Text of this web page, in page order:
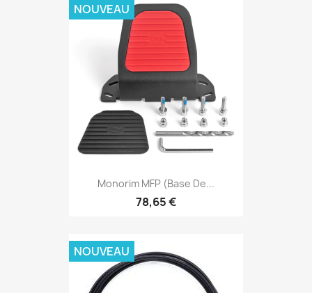
Monorim MFP (base De...
78,65 €
NOUVEAU
NOUVEAU